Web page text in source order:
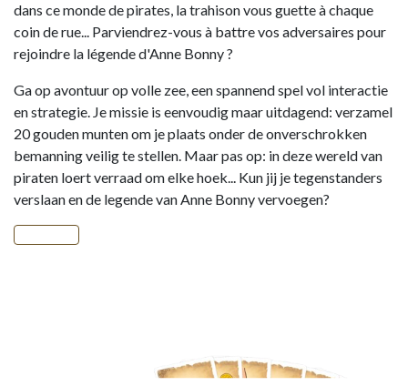
dans ce monde de pirates, la trahison vous guette à chaque
coin de rue... Parviendrez-vous à battre vos adversaires pour
rejoindre la légende d'Anne Bonny ?
Ga op avontuur op volle zee, een spannend spel vol interactie
en strategie. Je missie is eenvoudig maar uitdagend: verzamel
20 gouden munten om je plaats onder de onverschrokken
bemanning veilig te stellen. Maar pas op: in deze wereld van
piraten loert verraad om elke hoek... Kun jij je tegenstanders
verslaan en de legende van Anne Bonny vervoegen?